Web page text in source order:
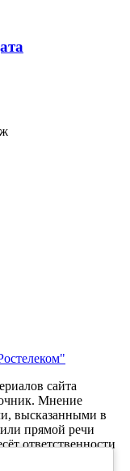
сайта
Мнение
высказанными в
прямой речи
ответственности